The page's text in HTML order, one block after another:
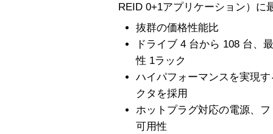
REID 0+1アプリケーション）に
抜群の価格性能比
ドライブ 4 台から 108 台、
性 1ラック
ハイパフォーマンスを実現
クタを採用
ホットプラグ対応の電源、
可用性